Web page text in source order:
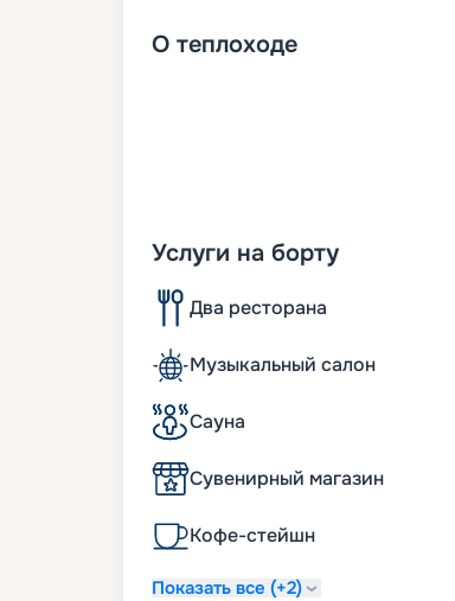
О теплоходе
Услуги на борту
Два ресторана
Музыкальный салон
Сауна
Сувенирный магазин
Кофе-стейшн
Показать все (+2)